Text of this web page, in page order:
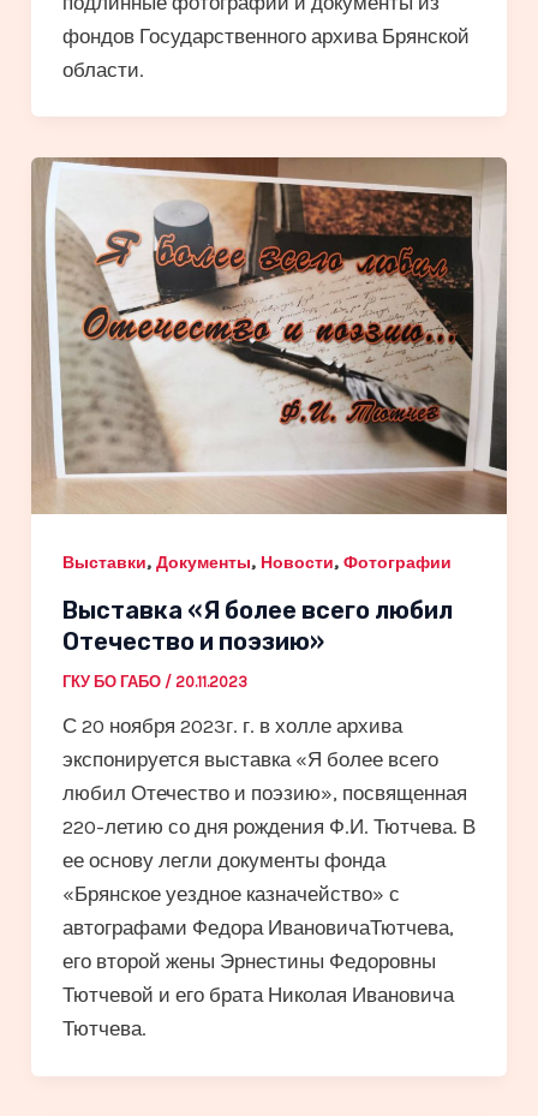
фондов Государственного архива Брянской
области.
Выставки, Документы, Новости, Фотографии
Выставка «Я более всего любил
Отечество и поэзию»
ГКУ БО ГАБО / 20.11.2023
С 20 ноября 2023г. г. в холле архива
экспонируется выставка «Я более всего
любил Отечество и поэзию», посвященная
220-летию со дня рождения Ф.И. Тютчева. В
ее основу легли документы фонда
«Брянское уездное казначейство» с
автографами Федора ИвановичаТютчева,
его второй жены Эрнестины Федоровны
Тютчевой и его брата Николая Ивановича
Тютчева.